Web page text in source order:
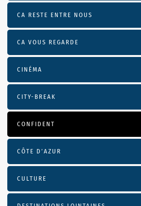
CA RESTE ENTRE NOUS
CA VOUS REGARDE
CINÉMA
CITY-BREAK
CONFIDENT
CÔTE D’AZUR
CULTURE